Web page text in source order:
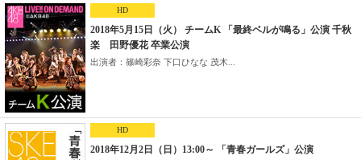
HD
2018年5月15日（火） チームK 「最終ベルが鳴る」公演 千秋
楽 田野優花 卒業公演
出演者：篠崎彩奈 下口ひなな 茂木...
HD
2018年12月2日（日）13:00～ 「青春ガールズ」公演